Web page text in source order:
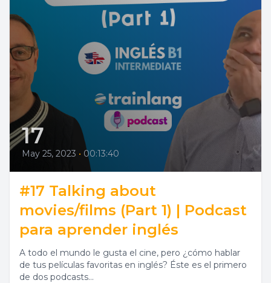
17
May 25, 2023 • 00:13:40
#17 Talking about
movies/films (Part 1) | Podcast
para aprender inglés
A todo el mundo le gusta el cine, pero ¿cómo hablar
de tus películas favoritas en inglés? Éste es el primero
de dos podcasts...